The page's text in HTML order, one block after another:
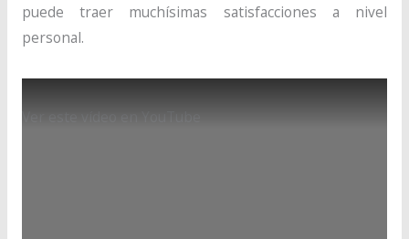
puede traer muchísimas satisfacciones a nivel
personal.
Ver este vídeo en YouTube